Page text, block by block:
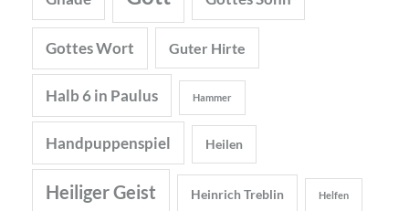
Gottes Wort Guter Hirte
Halb 6 in Paulus Hammer
Handpuppenspiel Heilen
Heiliger Geist Heinrich Treblin Helfen